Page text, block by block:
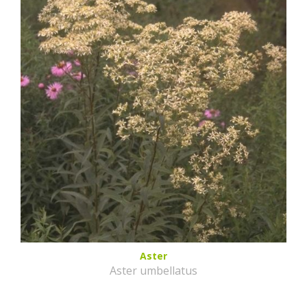
Aster
Aster umbellatus